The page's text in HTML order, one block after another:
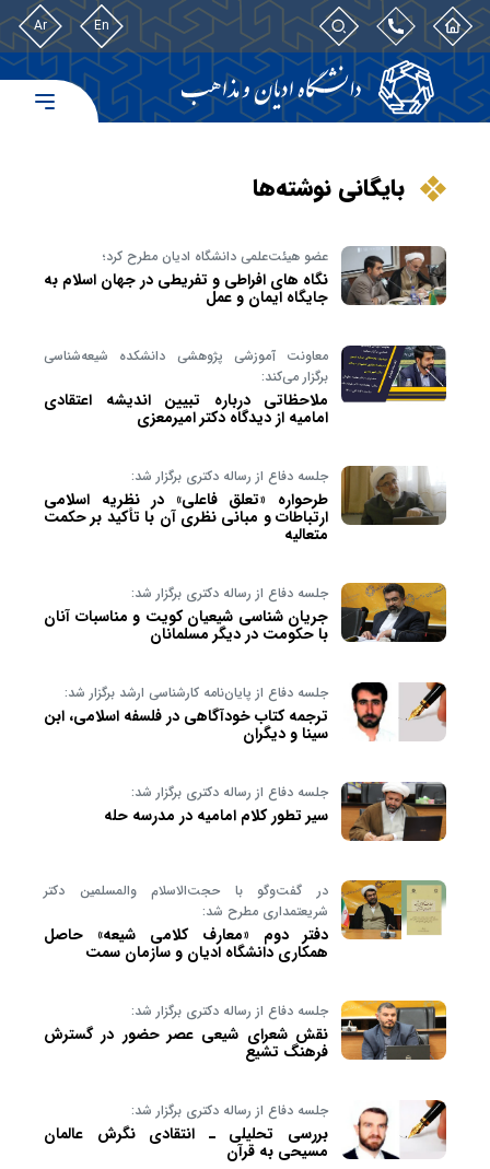
En
Ar
بایگانی نوشته‌ها
عضو هیئت‌علمی دانشگاه ادیان مطرح کرد؛
نگاه های افراطی و تفریطی در جهان اسلام به
جایگاه ایمان و عمل
معاونت آموزشی پژوهشی دانشکده شیعه‌شناسی
برگزار می‌کند:
ملاحظاتی درباره تبیین اندیشه اعتقادی
امامیه از دیدگاه دکتر امیرمعزی
جلسه دفاع از رساله دکتری برگزار شد:
طرحواره «تعلق فاعلی» در نظریه اسلامی
ارتباطات و مبانی نظری آن با تأکید بر حکمت
متعالیه
جلسه دفاع از رساله دکتری برگزار شد:
جریان شناسی شیعیان کویت و مناسبات آنان
با حکومت در دیگر مسلمانان
جلسه دفاع از پایان‌نامه کارشناسی ارشد برگزار شد:
ترجمه کتاب خودآگاهی در فلسفه اسلامی، ابن
سینا و دیگران
جلسه دفاع از رساله دکتری برگزار شد:
سیر تطور کلام امامیه در مدرسه حله
در گفت‌وگو با حجت‌الاسلام والمسلمین دکتر
شریعتمداری مطرح شد:
دفتر دوم «معارف کلامی شیعه» حاصل
همکاری دانشگاه ادیان و سازمان سمت
جلسه دفاع از رساله دکتری برگزار شد:
نقش شعرای شیعی عصر حضور در گسترش
فرهنگ تشیع
جلسه دفاع از رساله دکتری برگزار شد:
بررسی تحلیلی ـ انتقادی نگرش عالمان
مسیحی به قرآن